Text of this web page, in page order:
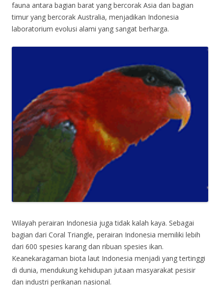
fauna antara bagian barat yang bercorak Asia dan bagian
timur yang bercorak Australia, menjadikan Indonesia
laboratorium evolusi alami yang sangat berharga.
Wilayah perairan Indonesia juga tidak kalah kaya. Sebagai
bagian dari Coral Triangle, perairan Indonesia memiliki lebih
dari 600 spesies karang dan ribuan spesies ikan.
Keanekaragaman biota laut Indonesia menjadi yang tertinggi
di dunia, mendukung kehidupan jutaan masyarakat pesisir
dan industri perikanan nasional.